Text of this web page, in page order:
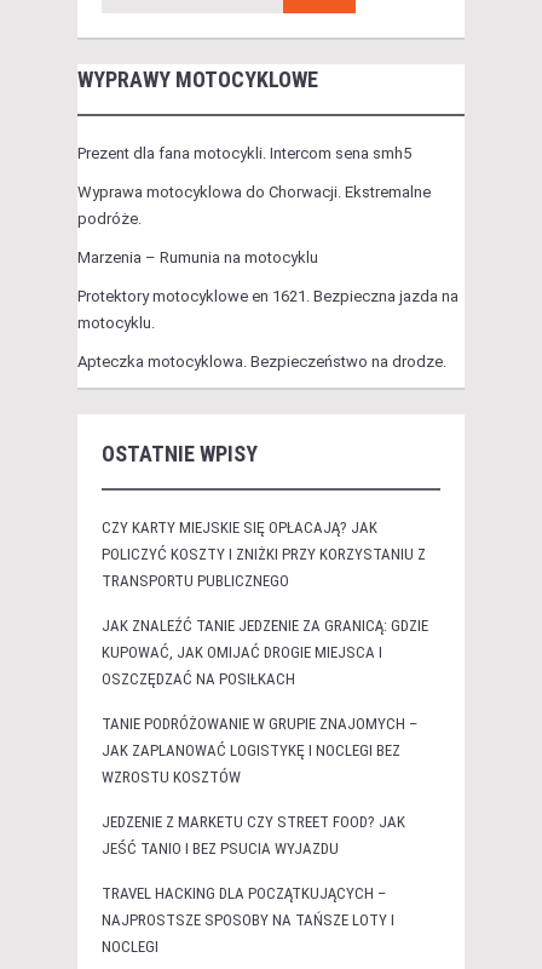
WYPRAWY MOTOCYKLOWE
Prezent dla fana motocykli. Intercom sena smh5
Wyprawa motocyklowa do Chorwacji. Ekstremalne
podróże.
Marzenia – Rumunia na motocyklu
Protektory motocyklowe en 1621. Bezpieczna jazda na
motocyklu.
Apteczka motocyklowa. Bezpieczeństwo na drodze.
OSTATNIE WPISY
CZY KARTY MIEJSKIE SIĘ OPŁACAJĄ? JAK
POLICZYĆ KOSZTY I ZNIŻKI PRZY KORZYSTANIU Z
TRANSPORTU PUBLICZNEGO
JAK ZNALEŹĆ TANIE JEDZENIE ZA GRANICĄ: GDZIE
KUPOWAĆ, JAK OMIJAĆ DROGIE MIEJSCA I
OSZCZĘDZAĆ NA POSIŁKACH
TANIE PODRÓŻOWANIE W GRUPIE ZNAJOMYCH –
JAK ZAPLANOWAĆ LOGISTYKĘ I NOCLEGI BEZ
WZROSTU KOSZTÓW
JEDZENIE Z MARKETU CZY STREET FOOD? JAK
JEŚĆ TANIO I BEZ PSUCIA WYJAZDU
TRAVEL HACKING DLA POCZĄTKUJĄCYCH –
NAJPROSTSZE SPOSOBY NA TAŃSZE LOTY I
NOCLEGI